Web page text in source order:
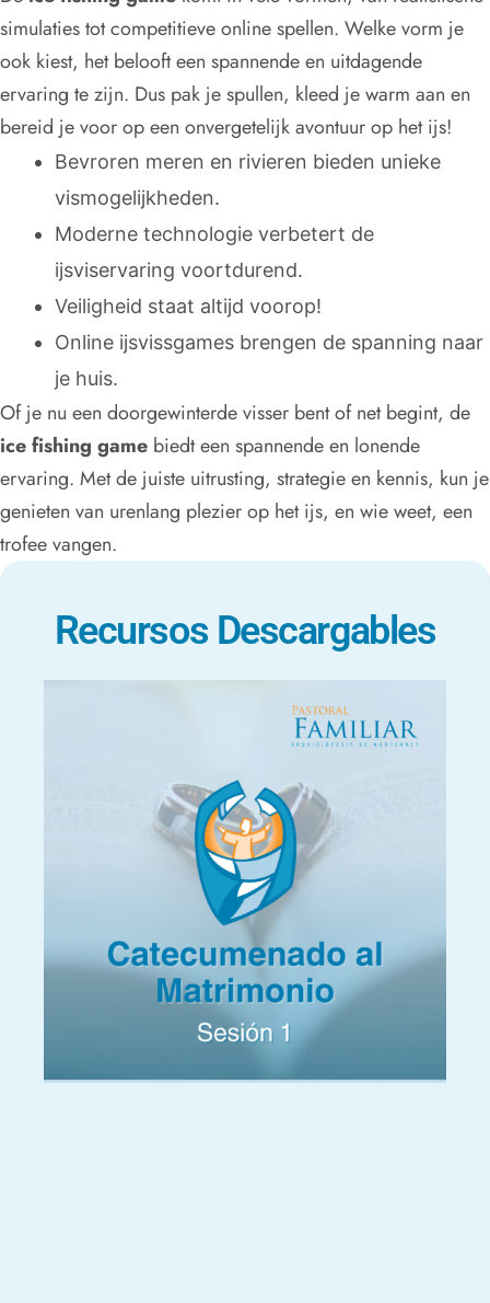
simulaties tot competitieve online spellen. Welke vorm je
ook kiest, het belooft een spannende en uitdagende
ervaring te zijn. Dus pak je spullen, kleed je warm aan en
bereid je voor op een onvergetelijk avontuur op het ijs!
Bevroren meren en rivieren bieden unieke
vismogelijkheden.
Moderne technologie verbetert de
ijsviservaring voortdurend.
Veiligheid staat altijd voorop!
Online ijsvissgames brengen de spanning naar
je huis.
Of je nu een doorgewinterde visser bent of net begint, de
ice fishing game biedt een spannende en lonende
ervaring. Met de juiste uitrusting, strategie en kennis, kun je
genieten van urenlang plezier op het ijs, en wie weet, een
trofee vangen.
Recursos Descargables